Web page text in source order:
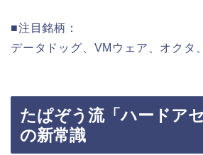
■注目銘柄：
データドッグ、VMウェア、オクタ
たぱぞう流「ハードア
の新常識